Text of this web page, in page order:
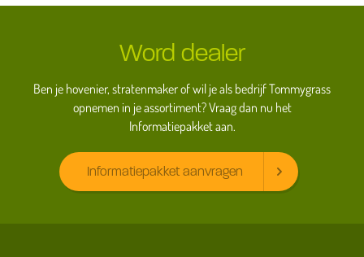
Word dealer
Ben je hovenier, stratenmaker of wil je als bedrijf Tommygrass
opnemen in je assortiment? Vraag dan nu het
Informatiepakket aan.
Informatiepakket aanvragen